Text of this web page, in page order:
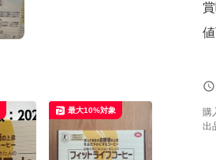
購
出
最大10%対象